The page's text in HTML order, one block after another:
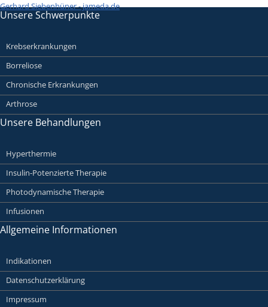
Gerhard Siebenhüner - jameda.de
Unsere Schwerpunkte
Krebserkrankungen
Borreliose
Chronische Erkrankungen
Arthrose
Unsere Behandlungen
Hyperthermie
Insulin-Potenzierte Therapie
Photodynamische Therapie
Infusionen
Allgemeine Informationen
Indikationen
Datenschutzerklärung
Impressum